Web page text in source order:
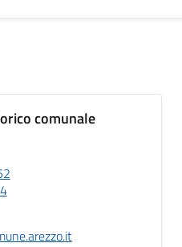
comunale